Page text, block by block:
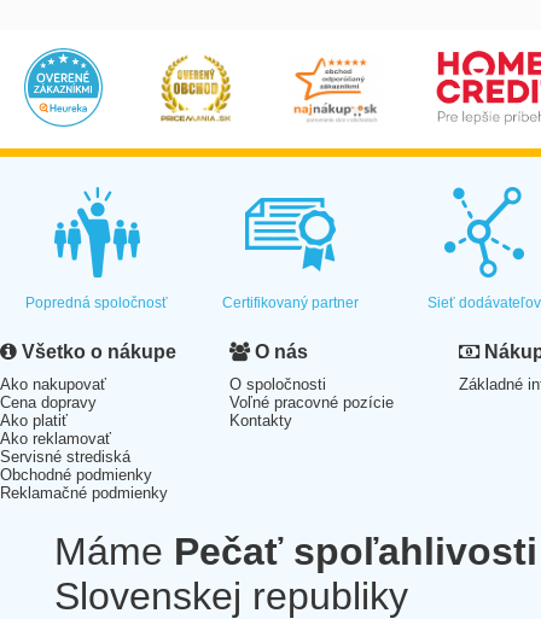
Popredná spoločnosť Certifikovaný partner Sieť dodávateľov
Všetko o nákupe
Ako nakupovať
Cena dopravy
Ako platiť
Ako reklamovať
Servisné strediská
Obchodné podmienky
Reklamačné podmienky
O nás
O spoločnosti
Voľné pracovné pozície
Kontakty
Základné
Máme Pečať spoľahlivosti
Slovenskej republiky